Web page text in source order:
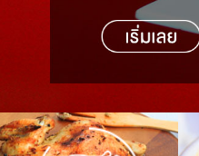
เปรียบเทียบน้ำหนั
ชั่งตวงเนย